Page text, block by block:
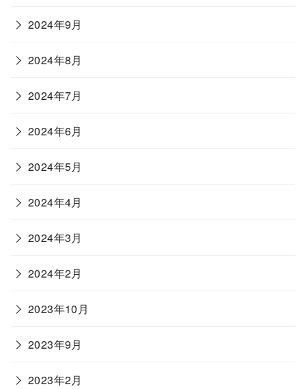
2024年9月
2024年8月
2024年7月
2024年6月
2024年5月
2024年4月
2024年3月
2024年2月
2023年10月
2023年9月
2023年2月